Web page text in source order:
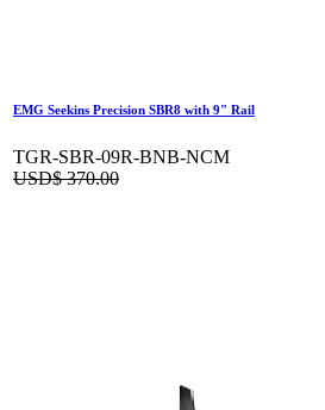
EMG Seekins Precision SBR8 with 9" Rail
TGR-SBR-09R-BNB-NCM
USD$370.00